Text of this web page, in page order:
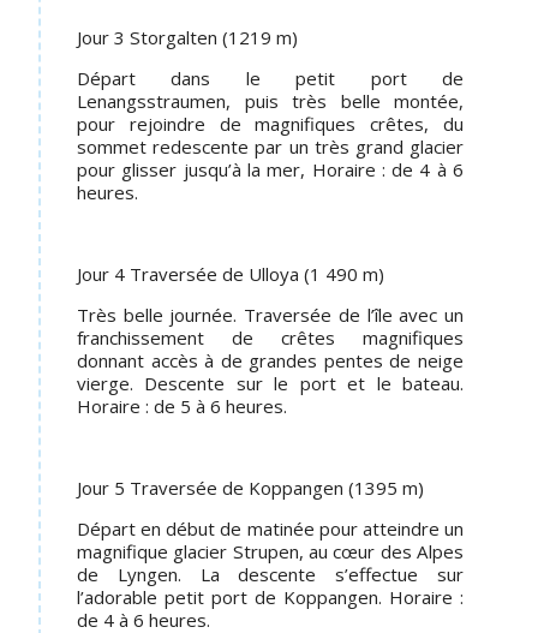
Jour 3 Storgalten (1219 m)
Départ dans le petit port de
Lenangsstraumen, puis très belle montée,
pour rejoindre de magnifiques crêtes, du
sommet redescente par un très grand glacier
pour glisser jusqu’à la mer, Horaire : de 4 à 6
heures.
Jour 4 Traversée de Ulloya (1 490 m)
Très belle journée. Traversée de l’île avec un
franchissement de crêtes magnifiques
donnant accès à de grandes pentes de neige
vierge. Descente sur le port et le bateau.
Horaire : de 5 à 6 heures.
Jour 5 Traversée de Koppangen (1395 m)
Départ en début de matinée pour atteindre un
magnifique glacier Strupen, au cœur des Alpes
de Lyngen. La descente s’effectue sur
l’adorable petit port de Koppangen. Horaire :
de 4 à 6 heures.